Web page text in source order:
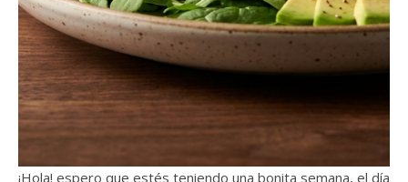
¡Hola! espero que estés teniendo una bonita semana, el día